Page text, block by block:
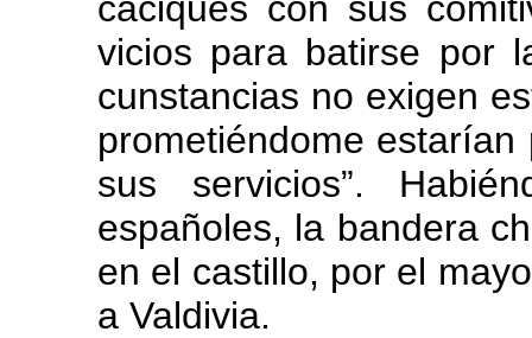
vicios para batirse por
cunstancias no exigen
prometiéndome
sus servicios”.
españoles, la bandera
en el castillo, por el
a Valdivia.